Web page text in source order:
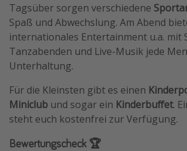
Tagsüber sorgen verschiedene
Spaß und Abwechslung. Am Abend
internationales Entertainment u.a. mit
Tanzabenden und Live-Musik jede
Unterhaltung.
Für die Kleinsten gibt es einen
Miniclub und sogar ein Kinderbuffet.
steht euch kostenfrei zur Verfügung.
Bewertungscheck 🏆